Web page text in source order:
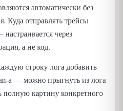
автоматически без
Куда отправлять трейсы
через
а не код.
строку лога добавить
а — можно прыгнуть из лога
полную картину конкретного